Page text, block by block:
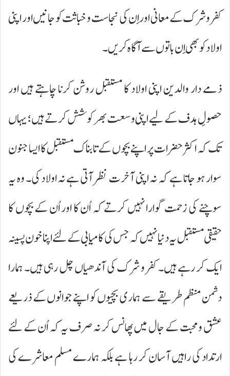
کفر و شرک کے معانی اور اِن کی نجاست و خباثت کو جانیں اور اپنی
اولاد کو بھی اِن باتوں سے آگاہ کریں۔
ذمے دار والدین اپنی اولاد کا مستقبل روشن کرنا چاہتے ہیں اور
حصولِ ہدف کے لیے اپنی وسعت بھر کوشش کرتے ہیں؛ یہاں
تک کہ اکثر حضرات پر اپنے بچوں کے تابناک مستقبل کا ایسا جنون
سوار ہو جاتا ہے کہ نہ اپنی آخرت نظر آتی ہے نہ اولاد کی۔ وہ یہ
سوچنے کی زحمت گوارا نہیں کرتے کہ اُن کا اور اُن کے بچوں کا
حقیقی مستقبل یہ دنیا نہیں کہ جس کی کامیابی کے لئے اپنا خون پسینہ
ایک کر رہے ہیں۔ کفر و شرک کی آندھیاں چل رہی ہیں۔ ہمارا
دشمن منظم طریقے سے ہماری بچیوں کو اپنے جوانوں کے ذریعے
عشق و محبت کے جال میں پھانس کر نہ صرف یہ کہ اُن کے لئے
ارتداد کی راہیں آسان کر رہا ہے بلکہ ہمارے مسلم معاشرے کی